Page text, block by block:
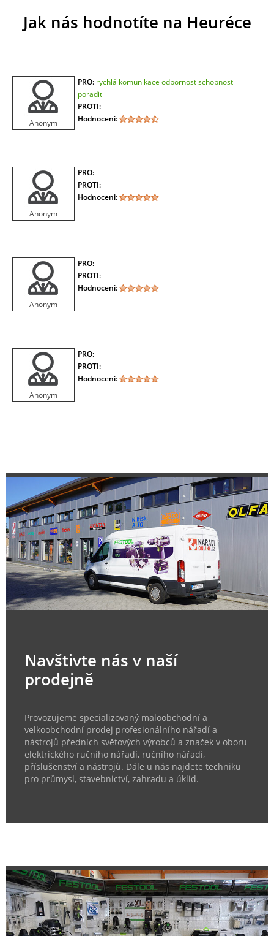
Jak nás hodnotíte na Heuréce
Anonym
PRO: rychlá komunikace odbornost schopnost
poradit
PROTI:
Hodnoceni:
Anonym
PRO:
PROTI:
Hodnoceni:
Anonym
PRO:
PROTI:
Hodnoceni:
Anonym
PRO:
PROTI:
Hodnoceni:
Navštivte nás v naší
prodejně
Provozujeme specializovaný maloobchodní a
velkoobchodní prodej profesionálního nářadí a
nástrojů předních světových výrobců a značek v oboru
elektrického ručního nářadí, ručního nářadí,
příslušenství a nástrojů. Dále u nás najdete techniku
pro průmysl, stavebnictví, zahradu a úklid.